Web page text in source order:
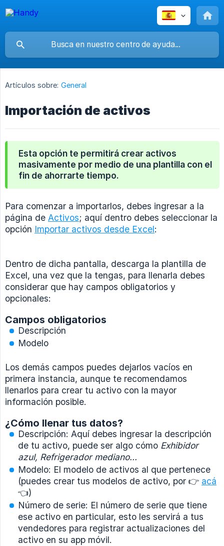
Artículos sobre: General
Importación de activos
Esta opción te permitirá crear activos
masivamente por medio de una plantilla con el
fin de ahorrarte tiempo.
Para comenzar a importarlos, debes ingresar a la
página de Activos; aquí dentro debes seleccionar la
opción Importar activos desde Excel:
Dentro de dicha pantalla, descarga la plantilla de
Excel, una vez que la tengas, para llenarla debes
considerar que hay campos obligatorios y
opcionales:
Campos obligatorios
Descripción
Modelo
Los demás campos puedes dejarlos vacíos en
primera instancia, aunque te recomendamos
llenarlos para crear tu activo con la mayor
información posible.
¿Cómo llenar tus datos?
Descripción: Aquí debes ingresar la descripción
de tu activo, puede ser algo cómo Exhibidor
azul, Refrigerador mediano...
Modelo: El modelo de activos al que pertenece
(puedes crear tus modelos de activo, por 👉 acá
👈)
Número de serie: El número de serie que tiene
ese activo en particular, esto les servirá a tus
vendedores para registrar actualizaciones del
activo en su app móvil.